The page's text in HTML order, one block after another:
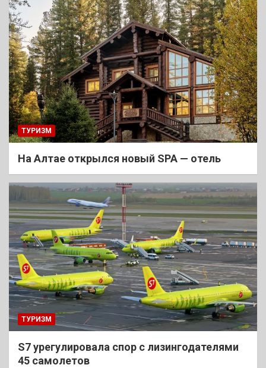
ТУРИЗМ
На Алтае открылся новый SPA — отель
ТУРИЗМ
S7 урегулировала спор с лизингодателями
45 самолетов